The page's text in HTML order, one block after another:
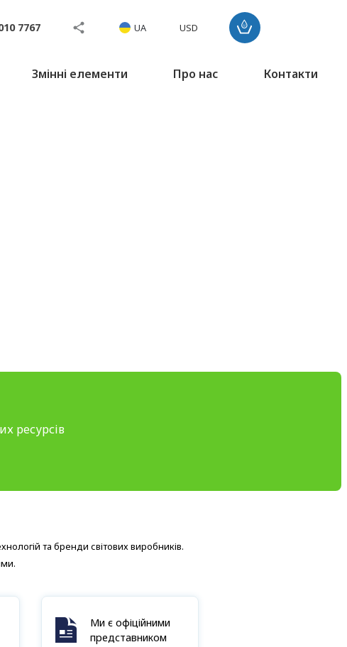
7767 UA USD
Змінні елементи Про нас Контакти
ресурсів
та бренди світових виробників.
Ми є офіційними
представником